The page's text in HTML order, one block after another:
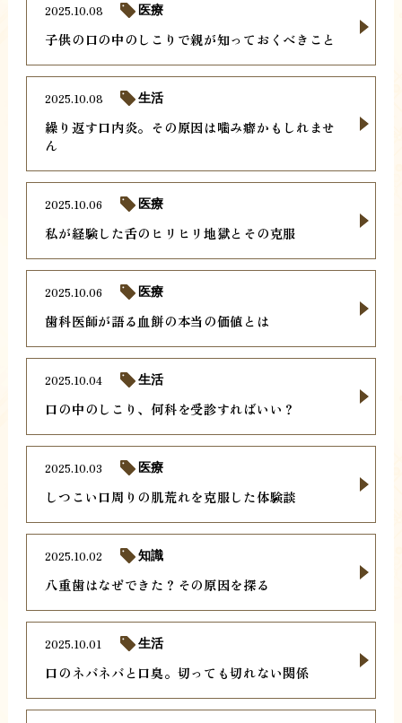
子供の口の中のしこりで親が知っておくべきこと
2025.10.08 医療
繰り返す口内炎。その原因は噛み癖かもしれませ
ん
2025.10.08 生活
私が経験した舌のヒリヒリ地獄とその克服
2025.10.06 医療
歯科医師が語る血餅の本当の価値とは
2025.10.06 医療
口の中のしこり、何科を受診すればいい？
2025.10.04 生活
しつこい口周りの肌荒れを克服した体験談
2025.10.03 医療
八重歯はなぜできた？その原因を探る
2025.10.02 知識
口のネバネバと口臭。切っても切れない関係
2025.10.01 生活